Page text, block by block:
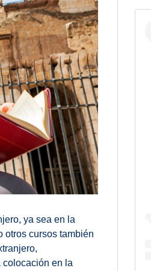
ya sea en la
otros cursos también
colocación en la